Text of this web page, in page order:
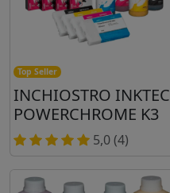
Top Seller
INCHIOSTRO INKTEC
POWERCHROME K3
5,0 (4)